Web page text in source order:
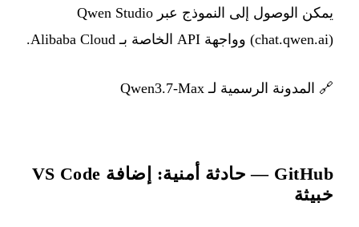
يمكن الوصول إلى النموذج عبر Qwen Studio
(chat.qwen.ai) وواجهة API الخاصة بـ Alibaba Cloud.
🔗 المدونة الرسمية لـ Qwen3.7-Max
GitHub — حادثة أمنية: إضافة VS Code
خبيثة